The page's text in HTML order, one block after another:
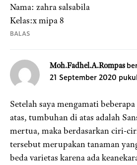
Nama: zahra salsabila
Kelas:x mipa 8
BALAS
Moh.Fadhel.A.Rompas
21 September 2020
Setelah saya mengamati
atas, tumbuhan di atas adalah
mertua, maka berdasarkan ciri-
tersebut merupakan tanaman
beda varietas karena ada